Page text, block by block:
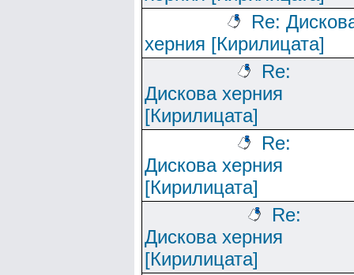
Re:
херния [Кирилицата]
Re:
Дискова херния
[Кирилицата]
Re:
Дискова херния
[Кирилицата]
Re:
Дискова херния
[Кирилицата]